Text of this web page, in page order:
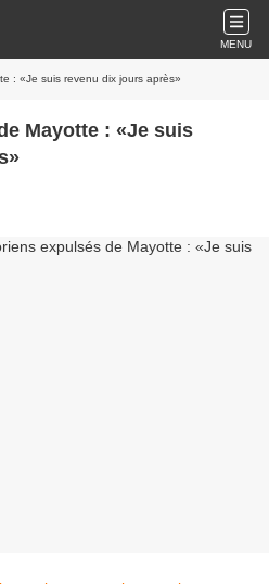
MENU
: «Je suis revenu dix jours après»
Mayotte : «Je suis